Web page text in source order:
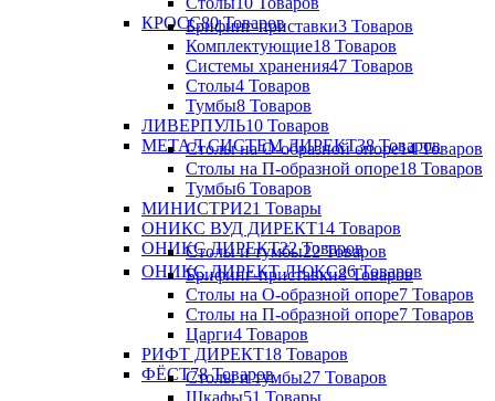
КРОСС80 Товаров
Брифинг-приставки3 Товаров
Комплектующие18 Товаров
Системы хранения47 Товаров
Столы4 Товаров
Тумбы8 Товаров
ЛИВЕРПУЛЬ10 Товаров
МЕТАЛ СИСТЕМ ДИРЕКТ38 Товаров
Столы на О-образной опоре14 Товаров
Столы на П-образной опоре18 Товаров
Тумбы6 Товаров
МИНИСТРИ21 Товары
ОНИКС ВУД ДИРЕКТ14 Товаров
ОНИКС ДИРЕКТ22 Товаров
Столы и тумбы22 Товаров
ОНИКС ДИРЕКТ ЛЮКС26 Товаров
Брифинг-приставки8 Товаров
Столы на О-образной опоре7 Товаров
Столы на П-образной опоре7 Товаров
Царги4 Товаров
РИФТ ДИРЕКТ18 Товаров
ФЁСТ78 Товаров
Столы и тумбы27 Товаров
Шкафы51 Товары